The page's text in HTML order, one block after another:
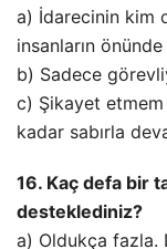
a) İdarecinin kim
insanların
b) Sadece
c) Şikayet
kadar sabırla
16. Kaç defa bir
desteklediniz?
a) Oldukça fazla.